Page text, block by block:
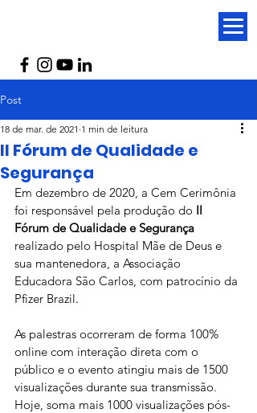
Post
II Fórum de Qualidade e
Segurança
18 de mar. de 2021 1 min de leitura
Em dezembro de 2020, a Cem Cerimônia
foi responsável pela produção do II
Fórum de Qualidade e Segurança
realizado pelo Hospital Mãe de Deus e
sua mantenedora, a Associação
Educadora São Carlos, com patrocínio da
Pfizer Brazil.
As palestras ocorreram de forma 100%
online com interação direta com o
público e o evento atingiu mais de 1500
visualizações durante sua transmissão.
Hoje, soma mais 1000 visualizações pós-